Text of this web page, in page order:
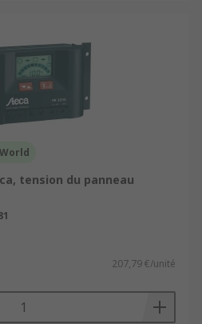
tension du panneau
207,79 €/unité